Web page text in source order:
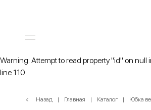
Warning: Attempt to read property "id" on
line 110
< Назад Главная Каталог Юбка